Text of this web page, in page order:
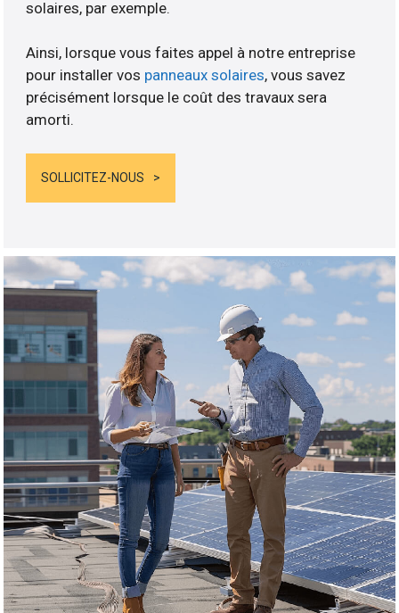
solaires, par exemple.
Ainsi, lorsque vous faites appel à notre entreprise
pour installer vos panneaux solaires, vous savez
précisément lorsque le coût des travaux sera
amorti.
SOLLICITEZ-NOUS